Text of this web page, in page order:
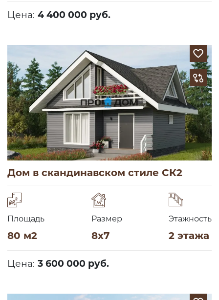
Цена: 4 400 000 руб.
Дом в скандинавском стиле СК2
Площадь
80 м2
Размер
8х7
Этажность
2 этажа
Цена: 3 600 000 руб.